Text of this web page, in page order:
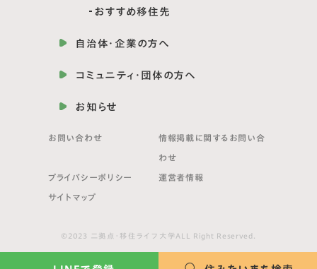
おすすめ移住先
自治体・企業の方へ
コミュニティ・団体の方へ
お知らせ
お問い合わせ 情報掲載に関する お問い合
わせ
プライバシーポリシー 運営者情報
サイトマップ
©2023 二拠点・移住ライフ大学ALL Right Reserved.